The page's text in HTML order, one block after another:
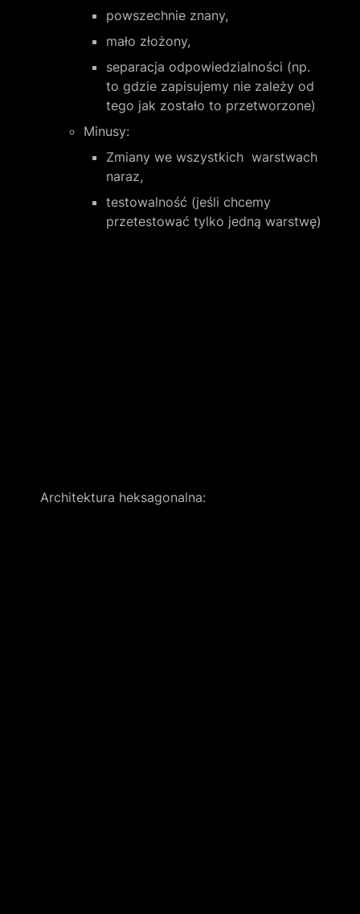
powszechnie znany,
mało złożony,
separacja odpowiedzialności (np.
to gdzie zapisujemy nie zależy od
tego jak zostało to przetworzone)
Minusy:
Zmiany we wszystkich  warstwach
naraz,
testowalność (jeśli chcemy
przetestować tylko jedną warstwę)
Architektura heksagonalna: